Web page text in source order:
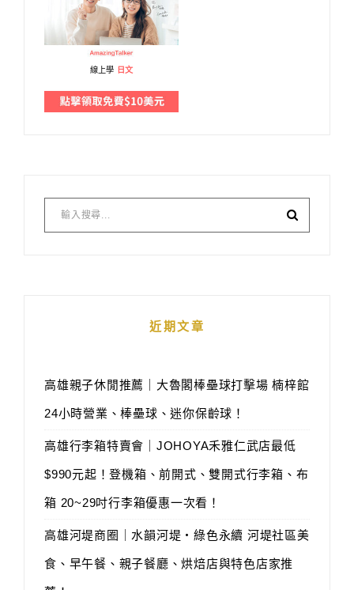
線上學 日文
近期文章
高雄親子休閒推薦｜大魯閣棒壘球打擊場 楠梓館
24小時營業、棒壘球、迷你保齡球！
高雄行李箱特賣會｜JOHOYA禾雅仁武店最低
$990元起！登機箱、前開式、雙開式行李箱、布
箱 20~29吋行李箱優惠一次看！
高雄河堤商圈｜水韻河堤‧綠色永續 河堤社區美
食、早午餐、親子餐廳、烘焙店與特色店家推